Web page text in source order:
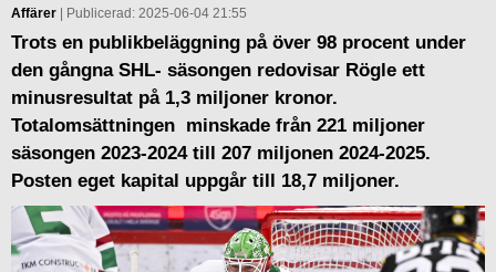
Affärer | Publicerad: 2025-06-04 21:55
Trots en publikbeläggning på över 98 procent under
den gångna SHL- säsongen redovisar Rögle ett
minusresultat på 1,3 miljoner kronor.
Totalomsättningen minskade från 221 miljoner
säsongen 2023-2024 till 207 miljonen 2024-2025.
Posten eget kapital uppgår till 18,7 miljoner.